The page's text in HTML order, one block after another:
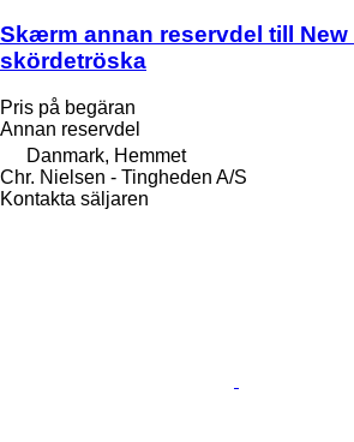
Skærm annan reservdel till New
skördetröska
Pris på begäran
Annan reservdel
Danmark, Hemmet
Chr. Nielsen - Tingheden A/S
Kontakta säljaren